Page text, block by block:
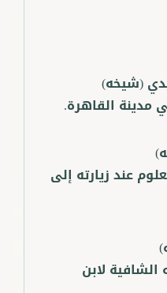
(شيخه)
مدينة القاهرة.
عند زيارته إلى
لابن